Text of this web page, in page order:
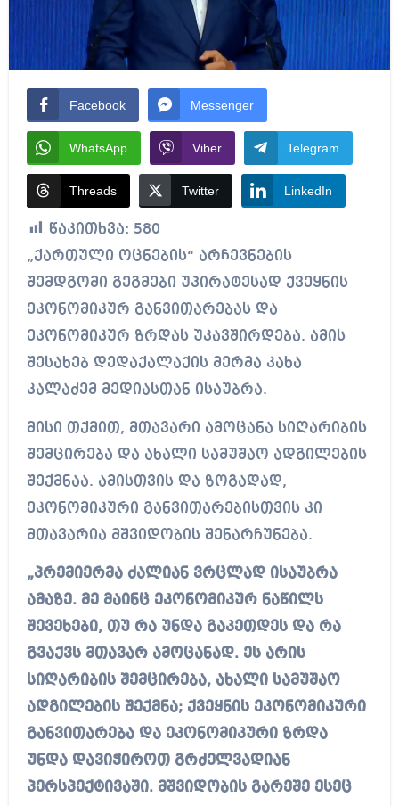
Facebook Messenger
WhatsApp Viber Telegram
Threads Twitter LinkedIn
წაკითხვა: 580
„ქართული ოცნების“ არჩევნების
შემდგომი გეგმები უპირატესად ქვეყნის
ეკონომიკურ განვითარებას და
ეკონომიკურ ზრდას უკავშირდება. ამის
შესახებ დედაქალაქის მერმა კახა
კალაძემ მედიასთან ისაუბრა.
მისი თქმით, მთავარი ამოცანა სიღარიბის
შემცირება და ახალი სამუშაო ადგილების
შექმნაა. ამისთვის და ზოგადად,
ეკონომიკური განვითარებისთვის კი
მთავარია მშვიდობის შენარჩუნება.
„პრემიერმა ძალიან ვრცლად ისაუბრა
ამაზე. მე მაინც ეკონომიკურ ნაწილს
შევეხები, თუ რა უნდა გაკეთდეს და რა
გვაქვს მთავარ ამოცანად. ეს არის
სიღარიბის შემცირება, ახალი სამუშაო
ადგილების შექმნა; ქვეყნის ეკონომიკური
განვითარება და ეკონომიკური ზრდა
უნდა დავიჭიროთ გრძელვადიან
პერსპექტივაში. მშვიდობის გარეშე ესეც